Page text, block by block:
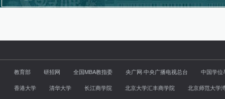
教育部 研招网 全国MBA教指委 央广网·中央广播电视总台
中国学位
香港大学
清华大学 长江商学院 北京大学汇丰商学院
北京师范大学